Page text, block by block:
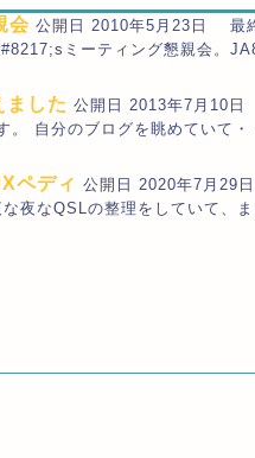
会 公開日 2010年5月23日 最
ミーティング懇親会。
ました 公開日 2013年7月10
。 自分のブログを眺めていて
ペディ 公開日 2020年7月29
夜なQSLの整理をしていて、